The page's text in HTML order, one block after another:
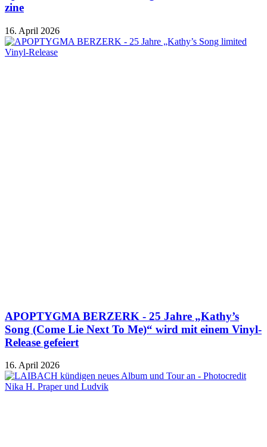
zine
16. April 2026
APOPTYGMA BERZERK - 25 Jahre „Kathy’s
Song (Come Lie Next To Me)“ wird mit einem Vinyl-
Release gefeiert
16. April 2026